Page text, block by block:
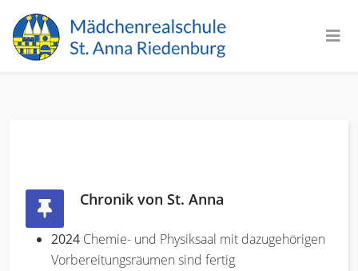
Chronik von St. Anna
2024 Chemie- und Physiksaal mit dazugehörigen
Vorbereitungsräumen sind fertig